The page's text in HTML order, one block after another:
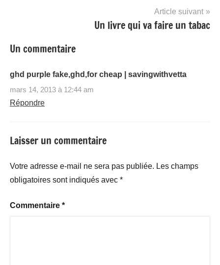
Article suivant
Un livre qui va faire un tabac
Un commentaire
ghd purple fake,ghd,for cheap | savingwithvetta
mars 14, 2013 à 12:44 am
Répondre
Laisser un commentaire
Votre adresse e-mail ne sera pas publiée. Les champs
obligatoires sont indiqués avec *
Commentaire *